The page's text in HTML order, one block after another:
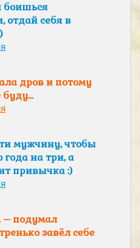
боишься
отдай себя в
дров и потому
мужчину, чтобы
года на три, а
привычка :)
– подумал
завёл себе